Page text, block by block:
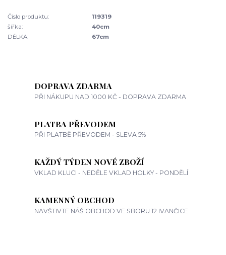
Číslo produktu:
119319
šířka:
40cm
DÉLKA:
67cm
DOPRAVA ZDARMA
PŘI NÁKUPU NAD 1000 KČ - DOPRAVA ZDARMA
PLATBA PŘEVODEM
PŘI PLATBĚ PŘEVODEM - SLEVA 5%
KAŽDÝ TÝDEN NOVÉ ZBOŽÍ
VKLAD KLUCI - NEDĚLE VKLAD HOLKY - PONDĚLÍ
KAMENNÝ OBCHOD
NAVŠTIVTE NÁŠ OBCHOD VE SBORU 12 IVANČICE